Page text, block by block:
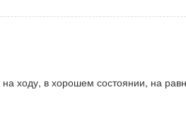
ходу, в хорошем состоянии, на